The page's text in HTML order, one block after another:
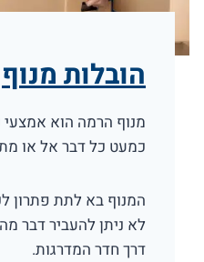
הובלות מנוף
מנוף הרמה הוא
כמעט כל דבר אל או
המנוף בא לתת פתרון
לא ניתן להעביר דבר
דרך חדר המדרגות.